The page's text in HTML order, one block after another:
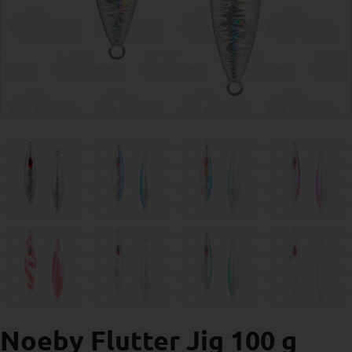
Noeby Flutter Jig 100 g